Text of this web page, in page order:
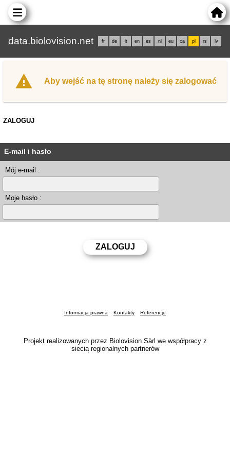
data.biolovision.net fr de it en es nl eu ca pl rs lv
Aby wejść na tę stronę należy się zalogować
ZALOGUJ
E-mail i hasło
Mój e-mail :
Moje hasło :
Informacja prawna Kontakty Referencje
Projekt realizowanych przez Biolovision Sàrl we współpracy z
siecią regionalnych partnerów